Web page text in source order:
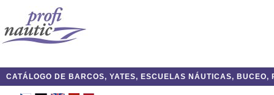
CATÁLOGO DE BARCOS, YATES, ESCUELAS NÁUTICAS, BUCEO,